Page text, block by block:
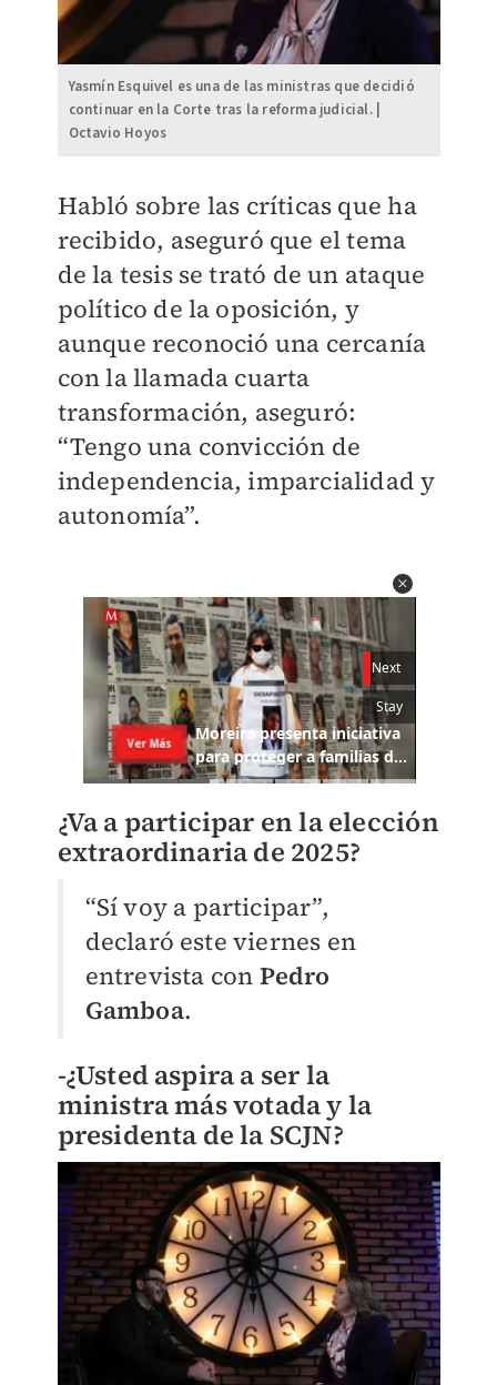
Yasmín Esquivel es una de las ministras que decidió
continuar en la Corte tras la reforma judicial. |
Octavio Hoyos
Habló sobre las críticas que ha
recibido, aseguró que el tema
de la tesis se trató de un ataque
político de la oposición, y
aunque reconoció una cercanía
con la llamada cuarta
transformación, aseguró:
“Tengo una convicción de
independencia, imparcialidad y
autonomía”.
¿Va a participar en la elección
extraordinaria de 2025?
“Sí voy a participar”,
declaró este viernes en
entrevista con Pedro
Gamboa.
-¿Usted aspira a ser la
ministra más votada y la
presidenta de la SCJN?